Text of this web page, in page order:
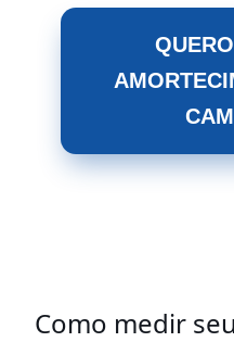
Como medir